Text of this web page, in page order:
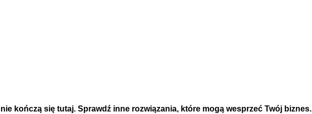
kończą się tutaj. Sprawdź inne rozwiązania, które mogą wesprzeć Twój biznes.